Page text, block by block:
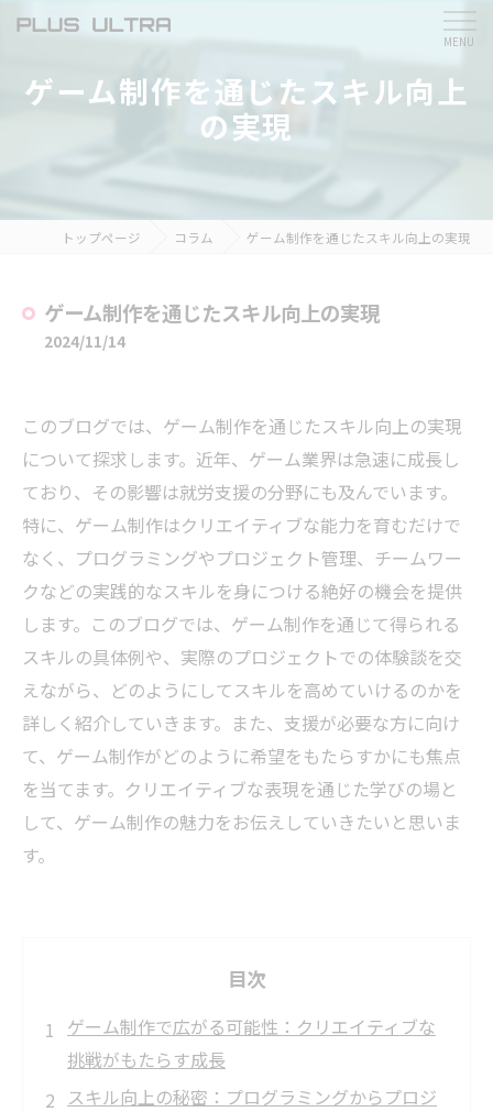
ゲーム制作を通じたスキル向上
の実現
トップページ コラム ゲーム制作を通じたスキル向上の実現
ゲーム制作を通じたスキル向上の実現
2024/11/14
このブログでは、ゲーム制作を通じたスキル向上の実現
について探求します。近年、ゲーム業界は急速に成長し
ており、その影響は就労支援の分野にも及んでいます。
特に、ゲーム制作はクリエイティブな能力を育むだけで
なく、プログラミングやプロジェクト管理、チームワー
クなどの実践的なスキルを身につける絶好の機会を提供
します。このブログでは、ゲーム制作を通じて得られる
スキルの具体例や、実際のプロジェクトでの体験談を交
えながら、どのようにしてスキルを高めていけるのかを
詳しく紹介していきます。また、支援が必要な方に向け
て、ゲーム制作がどのように希望をもたらすかにも焦点
を当てます。クリエイティブな表現を通じた学びの場と
して、ゲーム制作の魅力をお伝えしていきたいと思いま
す。
目次
ゲーム制作で広がる可能性：クリエイティブな
挑戦がもたらす成長
スキル向上の秘密：プログラミングからプロジ